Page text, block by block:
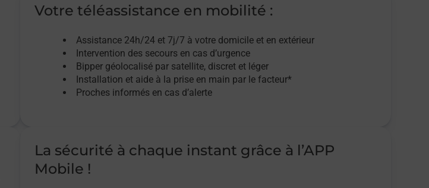
Votre téléassistance en mobilité :
Assistance 24h/24 et 7j/7 à votre domicile et en extérieur
Intervention des secours en cas d’urgence
Bipper géolocalisé par satellite, discret et léger
Installation et aide à la prise en main par le facteur*
Proches informés en cas d’alerte
La sécurité à chaque instant grâce à l’APP
Mobile !